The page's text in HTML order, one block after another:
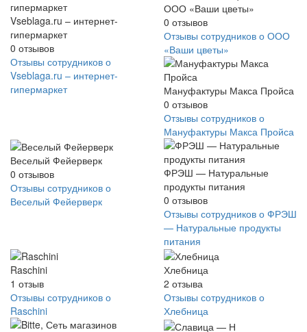
Vseblaga.ru – интернет-
гипермаркет
0 отзывов
Отзывы сотрудников о
Vseblaga.ru – интернет-
гипермаркет
ООО «Ваши цветы»
0 отзывов
Отзывы сотрудников о ООО
«Ваши цветы»
Мануфактуры Макса Пройса
0 отзывов
Отзывы сотрудников о
Мануфактуры Макса Пройса
Веселый Фейерверк
0 отзывов
Отзывы сотрудников о
Веселый Фейерверк
ФРЭШ — Натуральные
продукты питания
0 отзывов
Отзывы сотрудников о ФРЭШ
— Натуральные продукты
питания
Raschini
1 отзыв
Отзывы сотрудников о
Raschini
Хлебница
2 отзыва
Отзывы сотрудников о
Хлебница